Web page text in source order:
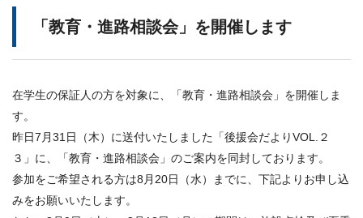
「教育・進路相談会」を開催します
在学生の保証人の方を対象に、「教育・進路相談会」を開催しま
す。
昨日7月31日（木）に送付いたしました「後援会だよりVOL.２
３」に、「教育・進路相談会」のご案内を同封しております。
参加をご希望される方は8月20日（水）までに、下記よりお申し込
みをお願いいたします。